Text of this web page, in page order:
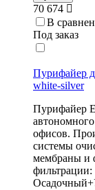
70 674
В
Под заказ
Пурифайер
white-silver
Пурифайер
офисов.
системы
мембраны и
фильтрации: